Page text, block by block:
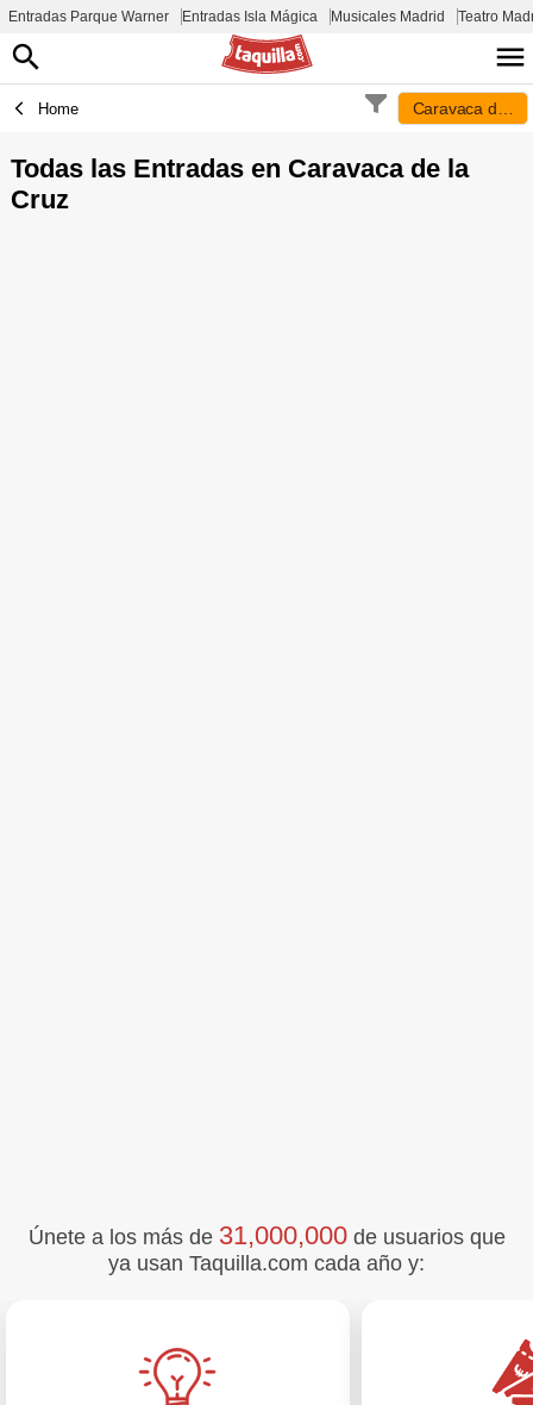
Entradas Parque Warner Entradas Isla Mágica Musicales Madrid Teatro
Home Caravaca de la
Todas las Entradas en Caravaca de la
Cruz
Únete a los más de 31,000,000de usuarios que
ya usan Taquilla.com cada año y: